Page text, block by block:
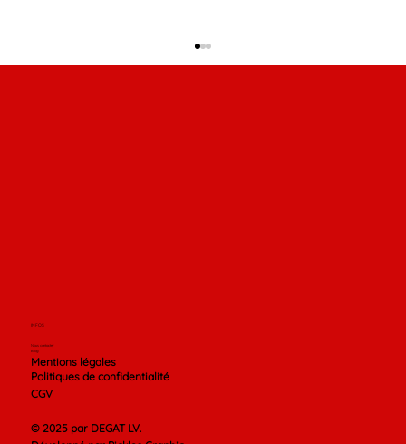
INFOS
Nous contacter
Blog
Mentions légales
Politiques de confidentialité
CGV
© 2025 par DEGAT LV.